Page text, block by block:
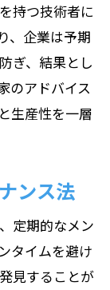
持つ技術者に
、企業は予期
ぎ、結果とし
のアドバイス
生産性を一層
ンス法
定期的なメン
タイムを避け
見することが